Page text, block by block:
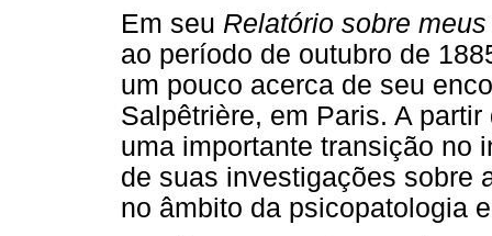
Em seu Relatório sobre
ao período de outubro de
um pouco acerca de seu
Salpêtrière, em Paris. A
uma importante transição no
de suas investigações sobre
no âmbito da psicopatologia